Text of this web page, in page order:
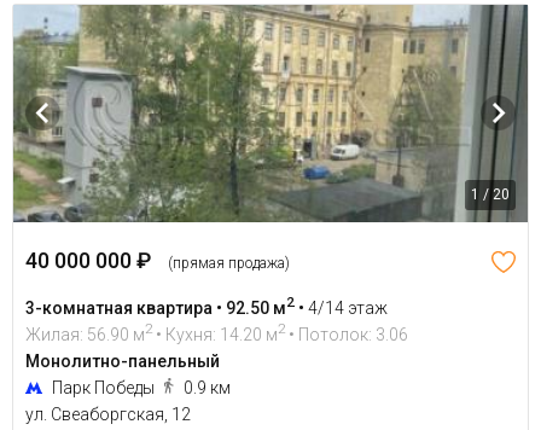
1 / 20
40 000 000 ₽ (прямая продажа)
3-комнатная квартира • 92.50 м2 • 4/14 этаж
Жилая: 56.90 м2 • Кухня: 14.20 м2 • Потолок: 3.06
Монолитно-панельный
Парк Победы
0.9 км
ул. Свеаборгская, 12